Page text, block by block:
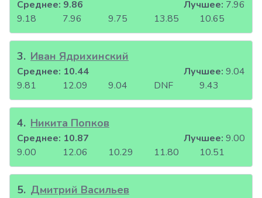
9.18 7.96 9.75 13.85 10.65
Среднее: 9.86 Лучшее: 7.96
3. Иван Ядрихинский
9.81 12.09 9.04 DNF 9.43
Среднее: 10.44 Лучшее: 9.04
4. Никита Попков
9.00 12.06 10.29 11.80 10.51
Среднее: 10.87 Лучшее: 9.00
5. Дмитрий Васильев